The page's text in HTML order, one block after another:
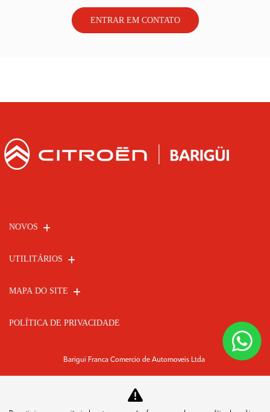
ENTRAR EM CONTATO
NOVOS
UTILITÁRIOS
MAPA DO SITE
POLÍTICA DE PRIVACIDADE
Barigui Franca Comercio de Automoveis Ltda